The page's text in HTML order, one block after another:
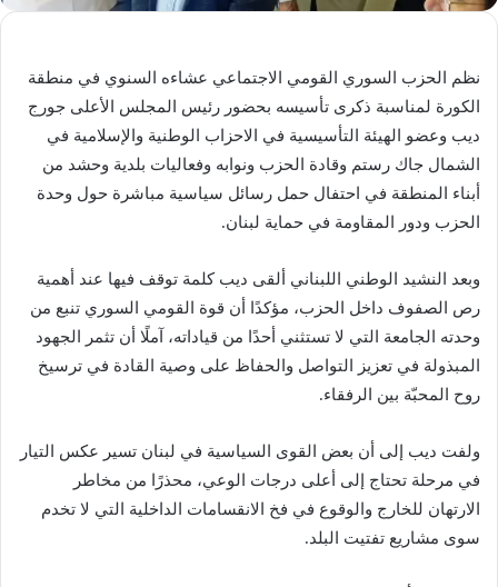
نظم الحزب السوري القومي الاجتماعي عشاءه السنوي في منطقة
الكورة لمناسبة ذكرى تأسيسه بحضور رئيس المجلس الأعلى جورج
ديب وعضو الهيئة التأسيسية في الاحزاب الوطنية والإسلامية في
الشمال جاك رستم وقادة الحزب ونوابه وفعاليات بلدية وحشد من
أبناء المنطقة في احتفال حمل رسائل سياسية مباشرة حول وحدة
الحزب ودور المقاومة في حماية لبنان.
وبعد النشيد الوطني اللبناني ألقى ديب كلمة توقف فيها عند أهمية
رص الصفوف داخل الحزب، مؤكدًا أن قوة القومي السوري تنبع من
وحدته الجامعة التي لا تستثني أحدًا من قياداته، آملًا أن تثمر الجهود
المبذولة في تعزيز التواصل والحفاظ على وصية القادة في ترسيخ
روح المحبّة بين الرفقاء.
ولفت ديب إلى أن بعض القوى السياسية في لبنان تسير عكس التيار
في مرحلة تحتاج إلى أعلى درجات الوعي، محذرًا من مخاطر
الارتهان للخارج والوقوع في فخ الانقسامات الداخلية التي لا تخدم
سوى مشاريع تفتيت البلد.